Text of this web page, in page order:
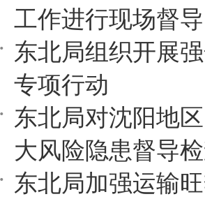
工作进行现场督导
东北局组织开展
专项行动
东北局对沈阳地
大风险隐患督导
东北局加强运输